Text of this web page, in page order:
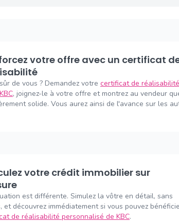
de vous ? Demandez votre certificat de
, joignez-le à votre offre et montrez au vendeur
solide. Vous aurez ainsi de l'avance sur les
est différente. Simulez la vôtre en détail, sans
et découvrez immédiatement si vous pouvez
de réalisabilité personnalisé de KBC.